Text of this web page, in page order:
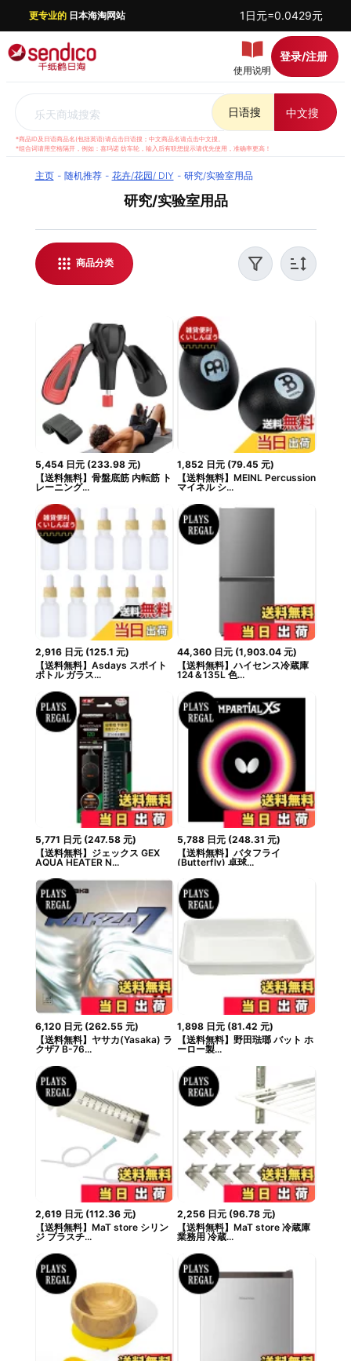
更专业的日本海淘网站 1日元=0.0429元
使用说明
登录/注册
乐天商城搜索 日语搜 中文搜
*商品ID及日语商品名(包括英语)请点击日语搜；中文商品名请点击中文搜。
*组合词请用空格隔开，例如：喜玛诺 纺车轮，输入后有联想提示请优先使用，准确率更高！
主页 随机推荐 花卉/花园/ DIY 研究/实验室用品
研究/实验室用品
千纸鹤日淘提供日本乐天 研究/实验室用品代购服
务，支持实时汇率结算，方便全球华人日本海淘。
我们提供优质客服支持，解答日淘相关问题，并对
每件商品进行稳妥打包，保障运输安全。无论是购
能通过千纸鹤日淘轻松实现。
商品分类
5,454 日元(233.98 元)
【送料無料】骨盤底筋 内転筋 ト
レーニング...
1,852 日元 (79.45 元)
【送料無料】MEINL Percussion
マイネル シ...
2,916 日元(125.1 元)
【送料無料】Asdays スポイト
ボトル ガラス...
44,360 日元 (1,903.04 元)
【送料無料】ハイセンス冷蔵庫
124＆135L 色...
5,771 日元(247.58 元)
【送料無料】ジェックス GEX
AQUA HEATER N...
5,788 日元 (248.31 元)
【送料無料】バタフライ
(Butterfly) 卓球...
6,120 日元(262.55 元)
【送料無料】ヤサカ(Yasaka) ラ
クザ7 B-76...
1,898 日元 (81.42 元)
【送料無料】野田琺瑯 バット ホ
ーロー製...
2,619 日元(112.36 元)
【送料無料】MaT store シリン
ジ プラスチ...
2,256 日元 (96.78 元)
【送料無料】MaT store 冷蔵庫
業務用 冷蔵...